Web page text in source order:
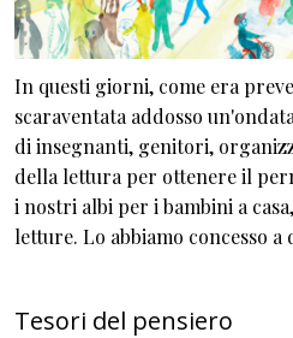
In questi giorni, come era
scaraventata addosso
di insegnanti, genitori,
della lettura per ottenere il
i nostri albi per i bambini a
letture. Lo abbiamo concesso a
Tesori del pensiero